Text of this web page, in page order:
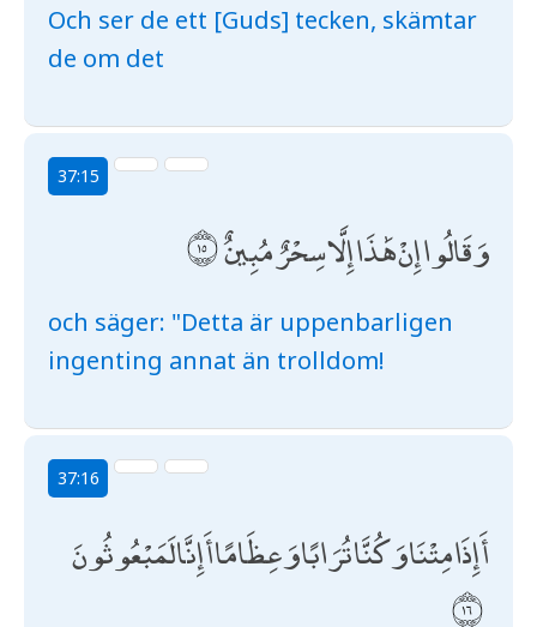
Och ser de ett [Guds] tecken, skämtar
de om det
37:15
وَقَالُوا إِنْ هَٰذَا إِلَّا سِحْرٌ مُبِينٌ
och säger: "Detta är uppenbarligen
ingenting annat än trolldom!
37:16
أَإِذَا مِتْنَا وَكُنَّا تُرَابًا وَعِظَامًا أَإِنَّا لَمَبْعُوثُونَ